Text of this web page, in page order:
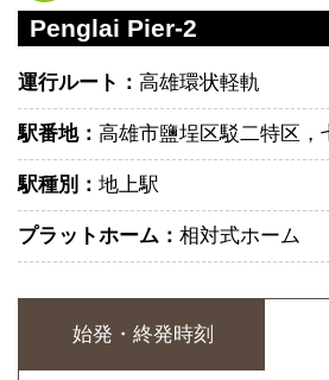
Penglai Pier-2
運行ルート： 高雄環状軽軌
駅番地： 高雄市鹽埕区駁二特区，
駅種別： 地上駅
プラットホーム： 相対式ホーム
始発・終発時刻